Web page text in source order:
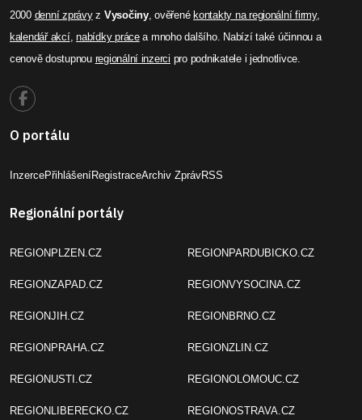
2000 denní zprávyz Vysočiny, ověřenékontakty na regionální firmy,
kalendář akcí,nabídky prácea mnoho dalšího. Nabízí také účinnou a
cenově dostupnou regionální inzerci pro podnikatele i jednotlivce.
O portálu
InzercePřihlášeníRegistraceArchiv ZprávRSS
Regionální portály
REGIONPLZEN.CZ
REGIONZAPAD.CZ
REGIONJIH.CZ
REGIONPRAHA.CZ
REGIONUSTI.CZ
REGIONLIBERECKO.CZ
REGIONPARDUBICKO.CZ
REGIONVYSOCINA.CZ
REGIONBRNO.CZ
REGIONZLIN.CZ
REGIONOLOMOUC.CZ
REGIONOSTRAVA.CZ